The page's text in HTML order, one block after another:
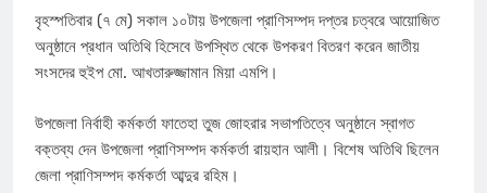
বৃহস্পতিবার (৭ মে) সকাল ১০টায় উপজেলা প্রাণিসম্পদ দপ্তর চত্বরে আয়োজিত
অনুষ্ঠানে প্রধান অতিথি হিসেবে উপস্থিত থেকে উপকরণ বিতরণ করেন জাতীয়
সংসদের হুইপ মো. আখতারুজ্জামান মিয়া এমপি।
উপজেলা নির্বাহী কর্মকর্তা ফাতেহা তুজ জোহরার সভাপতিত্বে অনুষ্ঠানে স্বাগত
বক্তব্য দেন উপজেলা প্রাণিসম্পদ কর্মকর্তা রায়হান আলী। বিশেষ অতিথি ছিলেন
জেলা প্রাণিসম্পদ কর্মকর্তা আব্দুর রহিম।